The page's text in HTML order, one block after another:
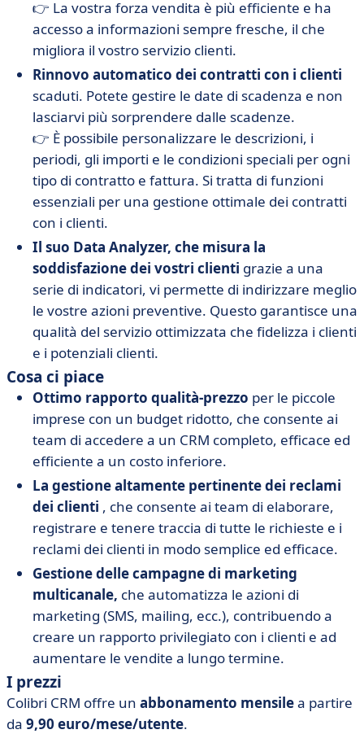
👉 La vostra forza vendita è più efficiente e ha
accesso a informazioni sempre fresche, il che
migliora il vostro servizio clienti.
Rinnovo automatico dei contratti con i clienti
scaduti. Potete gestire le date di scadenza e non
lasciarvi più sorprendere dalle scadenze.
👉 È possibile personalizzare le descrizioni, i
periodi, gli importi e le condizioni speciali per ogni
tipo di contratto e fattura. Si tratta di funzioni
essenziali per una gestione ottimale dei contratti
con i clienti.
Il suo Data Analyzer, che misura la
soddisfazione dei vostri clienti grazie a una
serie di indicatori, vi permette di indirizzare meglio
le vostre azioni preventive. Questo garantisce una
qualità del servizio ottimizzata che fidelizza i clienti
e i potenziali clienti.
Cosa ci piace
Ottimo rapporto qualità-prezzo per le piccole
imprese con un budget ridotto, che consente ai
team di accedere a un CRM completo, efficace ed
efficiente a un costo inferiore.
La gestione altamente pertinente dei reclami
dei clienti , che consente ai team di elaborare,
registrare e tenere traccia di tutte le richieste e i
reclami dei clienti in modo semplice ed efficace.
Gestione delle campagne di marketing
multicanale, che automatizza le azioni di
marketing (SMS, mailing, ecc.), contribuendo a
creare un rapporto privilegiato con i clienti e ad
aumentare le vendite a lungo termine.
I prezzi
Colibri CRM offre un abbonamento mensilea partire
da 9,90 euro/mese/utente.